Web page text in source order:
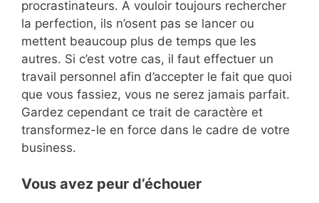
procrastinateurs. A vouloir toujours rechercher
la perfection, ils n’osent pas se lancer ou
mettent beaucoup plus de temps que les
autres. Si c’est votre cas, il faut effectuer un
travail personnel afin d’accepter le fait que quoi
que vous fassiez, vous ne serez jamais parfait.
Gardez cependant ce trait de caractère et
transformez-le en force dans le cadre de votre
business.
Vous avez peur d’échouer